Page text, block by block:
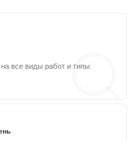
все виды работ и типы